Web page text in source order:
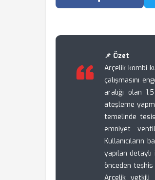
Facebook'ta
📌 Özet
Arçelik kombi
çalışmasını
aralığı olan
ateşleme
temelinde
emniyet
yapılan
önceden teşhis
Arçelik yetkili